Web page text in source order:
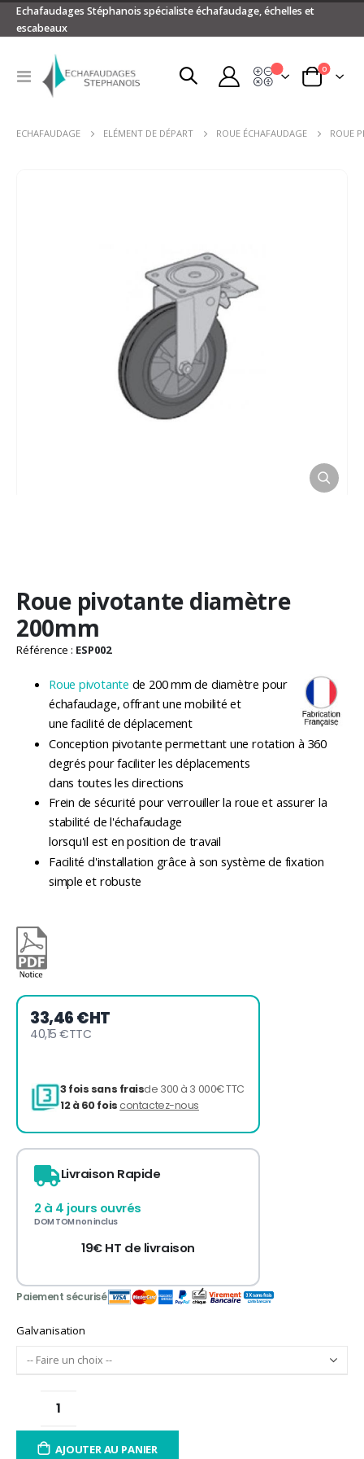
Echafaudages Stéphanois spécialiste échafaudage, échelles et
escabeaux
Basculer
Panier
0articles
Devis
ECHAFAUDAGE ELÉMENT DE DÉPART ROUE ÉCHAFAUDAGE ROUE
au
début
de
la
d’images
Roue pivotante diamètre
200mm
Référence : ESP002
Roue pivotante de 200 mm de diamètre pour
échafaudage, offrant une mobilité et
une facilité de déplacement
Conception pivotante permettant une rotation à 360
degrés pour faciliter les déplacements
dans toutes les directions
Frein de sécurité pour verrouiller la roue et assurer la
stabilité de l'échafaudage
lorsqu'il est en position de travail
Facilité d'installation grâce à son système de fixation
simple et robuste
33,46 €HT
40,15 €TTC
3 fois sans frais
12 à 60 fois
Livraison Rapide
2 à 4 jours ouvrés
DOM TOM non inclus
19€ HT de livraison
Galvanisation
AJOUTER AU PANIER